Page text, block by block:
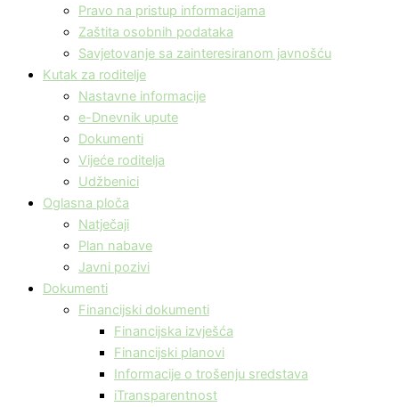
Pravo na pristup informacijama
Zaštita osobnih podataka
Savjetovanje sa zainteresiranom javnošću
Kutak za roditelje
Nastavne informacije
e-Dnevnik upute
Dokumenti
Vijeće roditelja
Udžbenici
Oglasna ploča
Natječaji
Plan nabave
Javni pozivi
Dokumenti
Financijski dokumenti
Financijska izvješća
Financijski planovi
Informacije o trošenju sredstava
iTransparentnost